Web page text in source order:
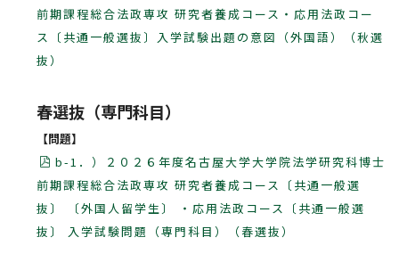
前期課程総合法政専攻 研究者養成コース・応用法政コー
ス〔共通一般選抜〕入学試験出題の意図（外国語）（秋選
抜）
春選抜（専門科目）
【問題】
b-1．）２０２６年度名古屋大学大学院法学研究科博士
前期課程総合法政専攻 研究者養成コース〔共通一般選
抜〕 〔外国人留学生〕 ・応用法政コース〔共通一般選
抜〕 入学試験問題（専門科目）（春選抜）